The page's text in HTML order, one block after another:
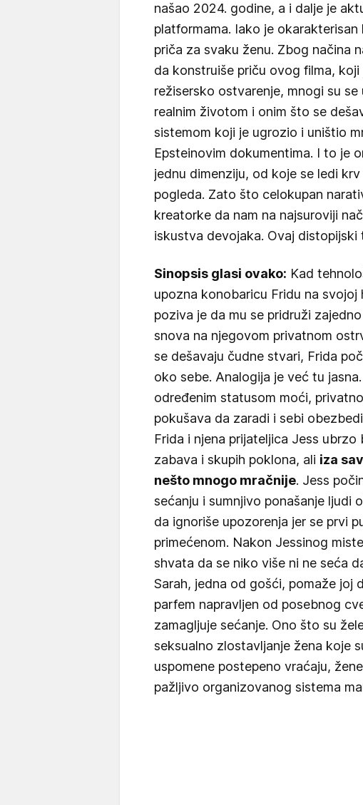
našao 2024. godine, a i dalje je
platformama. Iako je
priča za svaku ženu. Zbog načina
da konstruiše priču ovog filma,
režisersko ostvarenje, mnogi su
realnim životom i onim što se
sistemom koji je ugrozio i uništio
Epsteinovim dokumentima. I to je
jednu dimenziju, od koje se ledi
pogleda. Zato što celokupan
kreatorke da nam na najsuroviji
iskustva devojaka. Ovaj distopijski
Sinopsis glasi ovako: Kad
upozna konobaricu Fridu na svojoj
poziva je da mu se pridruži
snova na njegovom privatnom
se dešavaju čudne stvari, Frida
oko sebe. Analogija je već tu
određenim statusom moći,
pokušava da zaradi i sebi
Frida i njena prijateljica Jess
zabava i skupih poklona, ali iza
nešto mnogo mračnije. Jess
sećanju i sumnjivo ponašanje ljudi
da ignoriše upozorenja jer se prvi
primećenom. Nakon Jessinog
shvata da se niko više ni ne seća
Sarah, jedna od gošći, pomaže joj
parfem napravljen od posebnog
zamagljuje sećanje. Ono što su
seksualno zlostavljanje žena koje
uspomene postepeno vraćaju,
pažljivo organizovanog sistema